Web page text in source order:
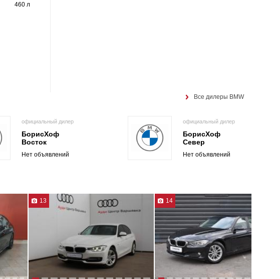
460 л
Все дилеры BMW
официальный дилер
БорисХоф
Восток
Нет объявлений
официальный дилер
БорисХоф
Север
Нет объявлений
13 14